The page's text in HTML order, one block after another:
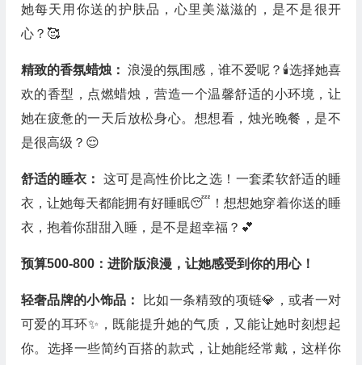
她每天用你送的护肤品，心里美滋滋的，是不是很开
心？🥰
精致的香氛蜡烛： 浪漫的氛围感，谁不爱呢？🕯️选择她喜
欢的香型，点燃蜡烛，营造一个温馨舒适的小环境，让
她在疲惫的一天后放松身心。想想看，烛光晚餐，是不
是很高级？😌
舒适的睡衣：这可是高性价比之选！一套柔软舒适的睡
衣，让她每天都能拥有好睡眠😴！想想她穿着你送的睡
衣，抱着你甜甜入睡，是不是超幸福？💕
预算500-800：进阶版浪漫，让她感受到你的用心！
轻奢品牌的小饰品：
比如一条精致的项链💎，或者一对
可爱的耳环✨，既能提升她的气质，又能让她时刻想起
你。选择一些简约百搭的款式，让她能经常戴，这样你